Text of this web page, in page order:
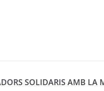
SOLIDARIS AMB LA